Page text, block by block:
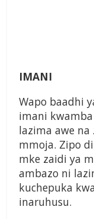
IMANI
Wapo baadhi
imani
lazima awe
mmoja. Zipo
mke zaidi ya
ambazo ni
kuchepuka
inaruhusu.